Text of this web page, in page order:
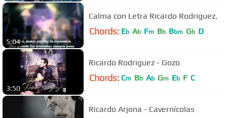
5:04
Calma con Letra Ricardo Rodriguez.
Chords: Eb Ab Fm Bb Bbm Gb D
3:50
Ricardo Rodriguez - Gozo
Chords: Cm Bb Ab Gm Eb F C
Ricardo Arjona - Cavernícolas